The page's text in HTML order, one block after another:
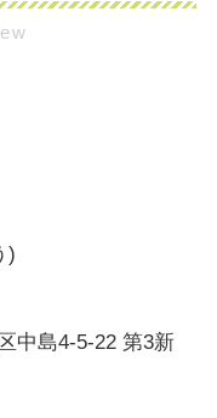
)
中島4-5-22 第3新